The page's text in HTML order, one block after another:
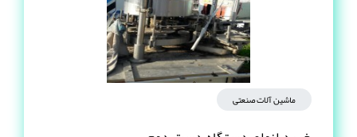
ماشین آلات صنعتی